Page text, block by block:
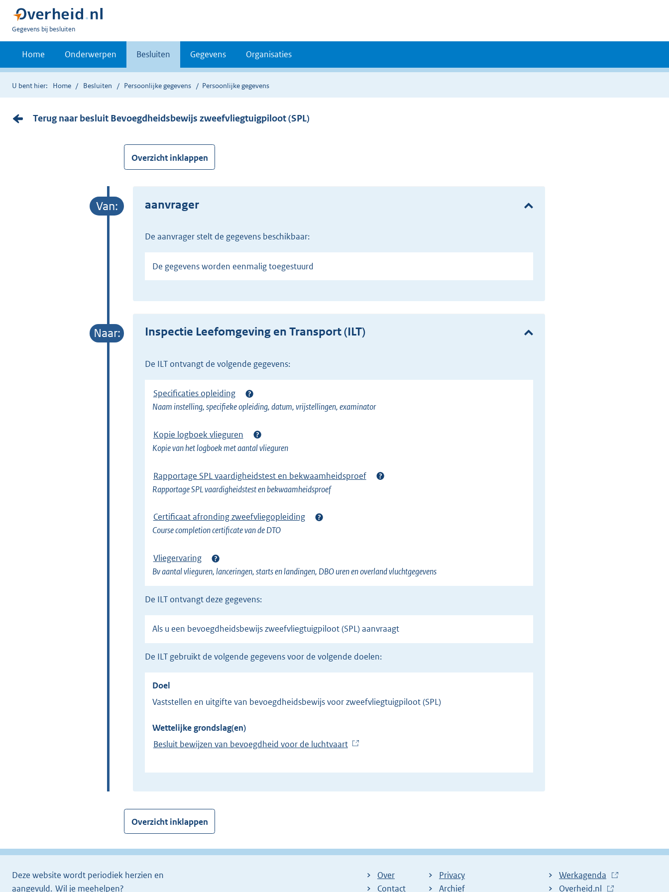
U
bent
Gegevens bij besluiten
Home Onderwerpen Besluiten Gegevens Organisaties
U bent hier: Home Besluiten Persoonlijke gegevens Persoonlijke gegevens
Terug naar besluit Bevoegdheidsbewijs zweefvliegtuigpiloot (SPL)
Overzicht inklappen
aanvrager
de aanvrager stelt de gegevens beschikbaar:
De gegevens worden eenmalig toegestuurd
Inspectie Leefomgeving en Transport (ILT)
de ILT ontvangt de volgende gegevens:
Specificaties opleiding
Naam instelling, specifieke opleiding, datum, vrijstellingen, examinator
Kopie logboek vlieguren
Kopie van het logboek met aantal vlieguren
Rapportage SPL vaardigheidstest en bekwaamheidsproef
Rapportage SPL vaardigheidstest en bekwaamheidsproef
Certificaat afronding zweefvliegopleiding
Course completion certificate van de DTO
Vliegervaring
Bv aantal vlieguren, lanceringen, starts en landingen, DBO uren en overland vluchtgegevens
de ILT ontvangt deze gegevens:
Als u een bevoegdheidsbewijs zweefvliegtuigpiloot (SPL) aanvraagt
de ILT gebruikt de volgende gegevens voor de volgende doelen:
Doel
Vaststellen en uitgifte van bevoegdheidsbewijs voor zweefvliegtuigpiloot (SPL)
Wettelijke grondslag(en)
Besluit bewijzen van bevoegdheid voor de luchtvaart(
x
l
Overzicht inklappen
Deze website wordt periodiek herzien en
aangevuld. Wil je meehelpen?
Over
Contact
Privacy
Archief
Werkagenda
E
Overheid.nl